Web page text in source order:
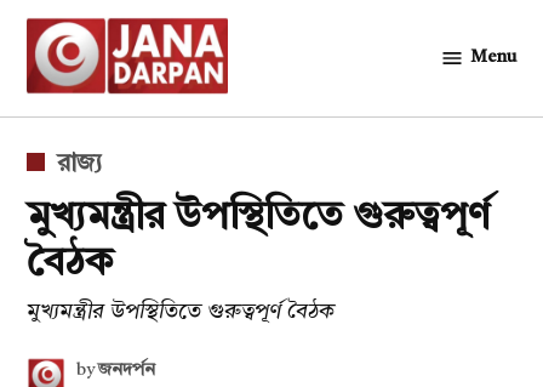
Skip
content
Menu
POSTED
রাজ্য
মুখ্যমন্ত্রীর উপস্থিতিতে গুরুত্বপূর্ণ
বৈঠক
মুখ্যমন্ত্রীর উপস্থিতিতে গুরুত্বপূর্ণ বৈঠক
by জনদর্পন